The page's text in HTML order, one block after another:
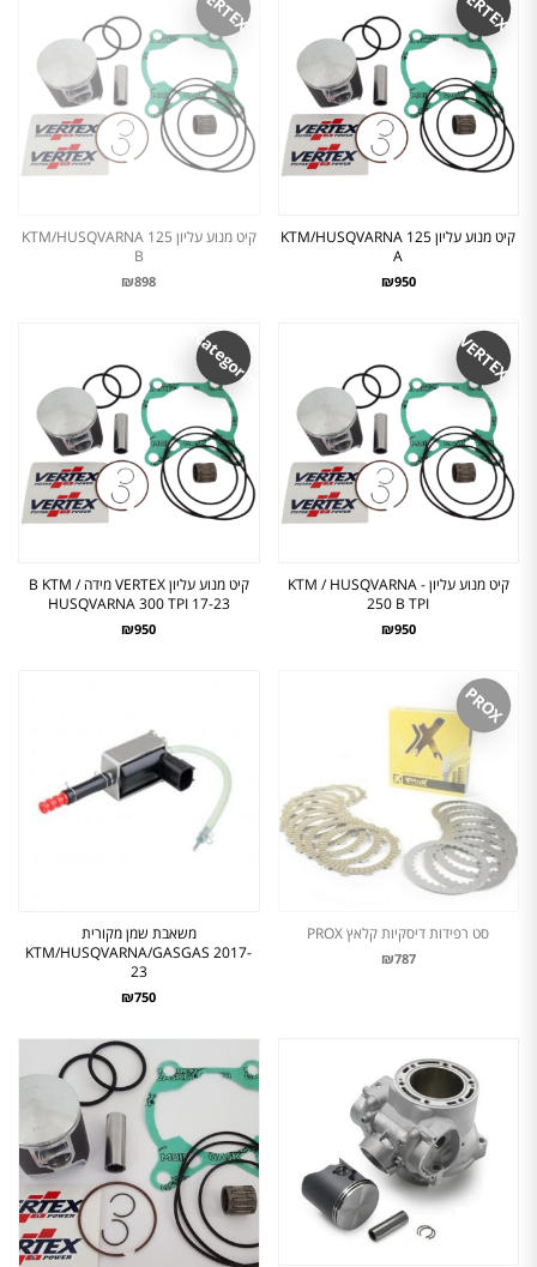
קיט מנוע עליון KTM/HUSQVARNA 125
A
₪950
קיט מנוע עליון KTM/HUSQVARNA 125
B
₪898
VERTEX
קיט מנוע עליון - KTM / HUSQVARNA
250 B TPI
₪950
Uncategorized
קיט מנוע עליון VERTEX מידה B KTM /
HUSQVARNA 300 TPI 17-23
₪950
PROX
סט רפידות דיסקיות קלאץ PROX
₪787
משאבת שמן מקורית
KTM/HUSQVARNA/GASGAS 2017-
23
₪750